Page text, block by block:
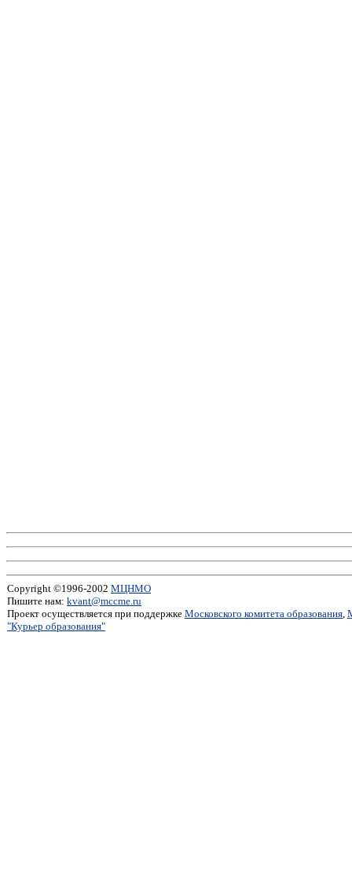
Copyright ©1996-2002 МЦНМО
Пишите нам: kvant@mccme.ru
Проект осуществляется при поддержке Московского комитета образования,
"Курьер образования"